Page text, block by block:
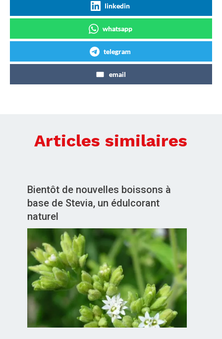
linkedin
whatsapp
telegram
email
Articles similaires
Bientôt de nouvelles boissons à
base de Stevia, un édulcorant
naturel